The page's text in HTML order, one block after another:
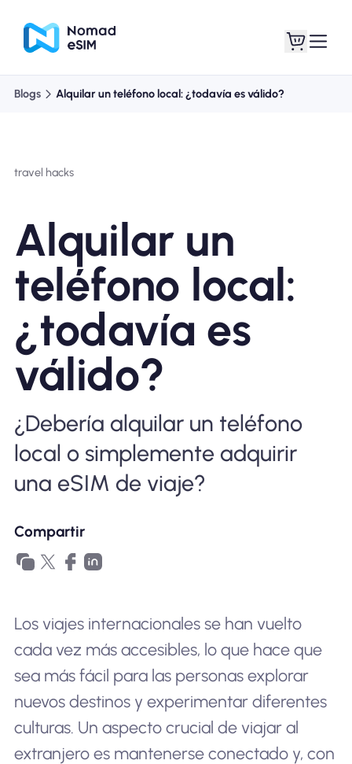
Planes de la tienda
Acerca de eSIM
Por qué la eSIM Nomad
Usando una eSIM
Blogs Alquilar un teléfono local: ¿todavía es válido?
travel hacks
Alquilar un
teléfono local:
¿todavía es
válido?
¿Debería alquilar un teléfono
local o simplemente adquirir
una eSIM de viaje?
Compartir
Los viajes internacionales se han vuelto
cada vez más accesibles, lo que hace que
sea más fácil para las personas explorar
nuevos destinos y experimentar diferentes
culturas. Un aspecto crucial de viajar al
extranjero es mantenerse conectado y, con